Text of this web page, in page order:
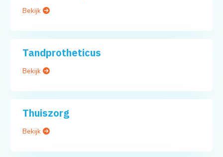
Bekijk
Tandprotheticus
Bekijk
Thuiszorg
Bekijk